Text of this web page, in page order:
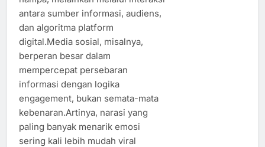
antara sumber informasi, audiens,
dan algoritma platform
digital.Media sosial, misalnya,
berperan besar dalam
mempercepat persebaran
informasi dengan logika
engagement, bukan semata-mata
kebenaran.Artinya, narasi yang
paling banyak menarik emosi
sering kali lebih mudah viral